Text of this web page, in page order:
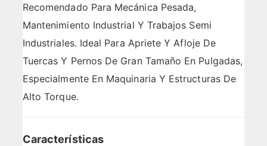
Recomendado Para Mecánica Pesada,
Mantenimiento Industrial Y Trabajos Semi
Industriales. Ideal Para Apriete Y Afloje De
Tuercas Y Pernos De Gran Tamaño En Pulgadas,
Especialmente En Maquinaria Y Estructuras De
Alto Torque.
Características